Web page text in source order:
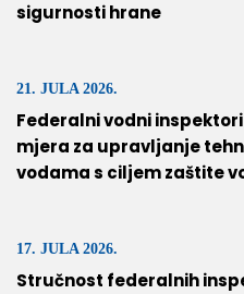
sigurnosti hrane
21. JULA 2026.
Federalni vodni
mjera za upravljanje
vodama s ciljem zaštite
17. JULA 2026.
Stručnost federalnih